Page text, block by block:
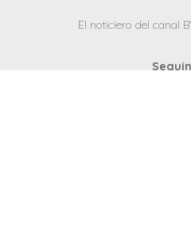
El noticiero del canal